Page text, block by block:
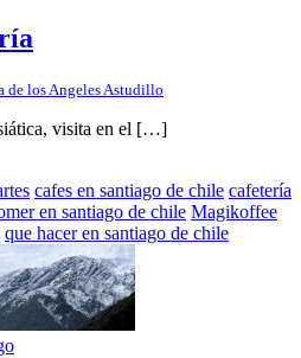
de los Angeles Astudillo
visita en el […]
cafes en santiago de chile cafetería
en santiago de chile Magikoffee
que hacer en santiago de chile